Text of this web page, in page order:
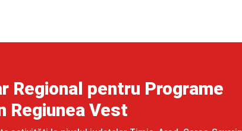
Regional pentru Programe
Regiunea Vest